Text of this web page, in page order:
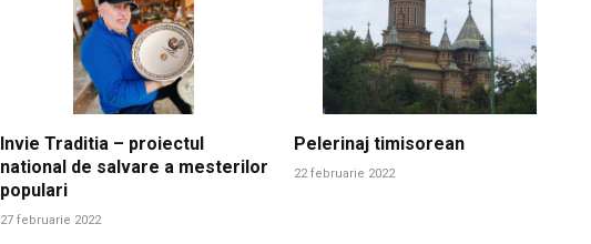
Invie Traditia – proiectul
national de salvare a mesterilor
populari
27 februarie 2022
Pelerinaj timisorean
22 februarie 2022